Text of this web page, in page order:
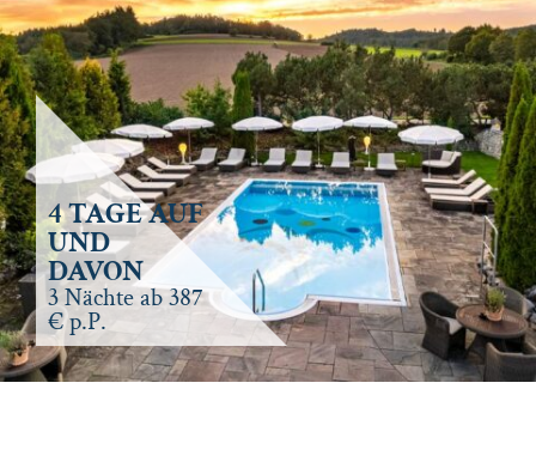
4 TAGE AUF
UND
DAVON
3 Nächte ab 387
€ p.P.